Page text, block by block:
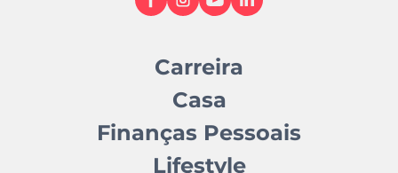
Carreira
Casa
Finanças Pessoais
Lifestyle